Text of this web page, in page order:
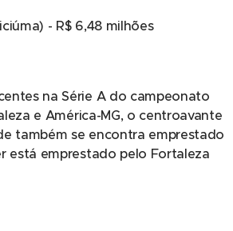
- R$ 6,48 milhões
na Série A do campeonato
e América-MG, o centroavante
também se encontra emprestado
está emprestado pelo Fortaleza